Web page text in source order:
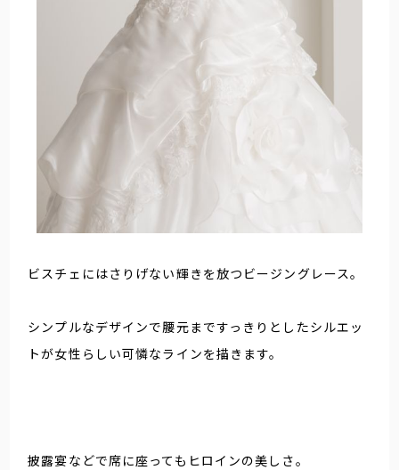
ビスチェにはさりげない輝きを放つビージングレース。
シンプルなデザインで腰元まですっきりとしたシルエッ
トが女性らしい可憐なラインを描きます。
披露宴などで席に座ってもヒロインの美しさ。